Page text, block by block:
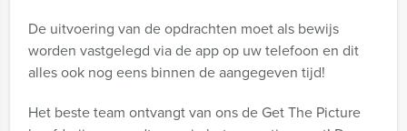
De uitvoering van de opdrachten moet als bewijs
worden vastgelegd via de app op uw telefoon en dit
alles ook nog eens binnen de aangegeven tijd!
Het beste team ontvangt van ons de Get The Picture